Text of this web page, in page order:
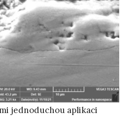
jednoduchou aplikaci